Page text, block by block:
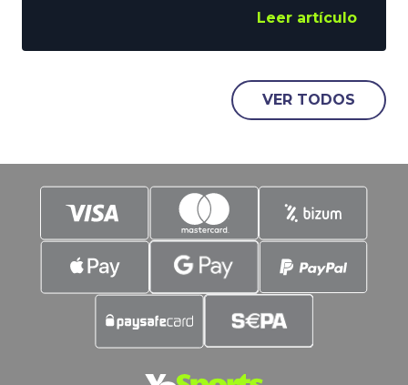
privilegiada. Eso sí, vemos el suficiente
dónde pueden ir los fichajes del verano
de los grandes de la Liga. En este post
nos ocuparemos del Madrid, pero
también tendremos tiempo de
de Barcelona
Leer artículo
VER TODOS